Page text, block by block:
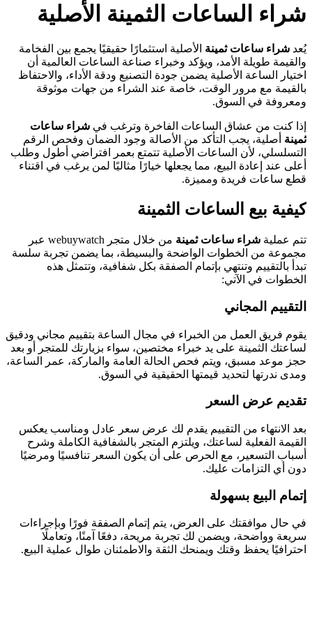
شراء الساعات الثمينة الأصلية
يُعد شراء ساعات ثمينة الأصلية استثمارًا حقيقيًا يجمع بين الفخامة
والقيمة طويلة الأمد، ويؤكد وخبراء صناعة الساعات العالمية أن
اختيار الساعة الأصلية يضمن جودة التصنيع ودقة الأداء، والاحتفاظ
بالقيمة مع مرور الوقت، خاصة عند الشراء من جهات موثوقة
ومعروفة في السوق.
إذا كنت من عشاق الساعات الفاخرة وترغب في شراء ساعات
ثمينة أصلية، يجب التأكد من الأصالة وجود الضمان وفحص الرقم
التسلسلي، لأن الساعات الأصلية تتمتع بعمر افتراضي أطول وطلب
أعلى عند إعادة البيع، مما يجعلها خيارًا مثاليًا لمن يرغب في اقتناء
قطع ساعات فريدة ومميزة.
كيفية بيع الساعات الثمينة
تتم عملية شراء ساعات ثمينة
من خلال متجر webuywatch عبر
مجموعة من الخطوات الواضحة والبسيطة، بما يضمن تجربة سلسة
تبدأ بالتقييم وتنتهي بإتمام الصفقة بكل شفافية، وتتمثل هذه
الخطوات في الآتي:
التقييم المجاني
يقوم فريق العمل من الخبراء في مجال الساعة بتقييم مجاني ودقيق
لساعتك الثمينة على يد خبراء مختصين، سواء بزيارتك للمتجر أو بعد
حجز موعد مسبق، ويتم فحص الحالة العامة والماركة، عمر الساعة،
ومدى ندرتها لتحديد قيمتها الحقيقية في السوق.
تقديم عرض السعر
بعد الانتهاء من التقييم يقدم لك عرض سعر عادل ومناسب يعكس
القيمة الفعلية لساعتك، ويلتزم المتجر بالشفافية الكاملة وشرح
أسباب التسعير، مع الحرص على أن يكون السعر تنافسيًا ومرضيًا
دون أي التزامات عليك.
إتمام البيع بسهولة
في حال موافقتك على العرض، يتم إتمام الصفقة فورًا وبإجراءات
سريعة وواضحة، ويضمن لك تجربة مريحة، دفعًا آمنًا، وتعاملًا
احترافيًا يحفظ وقتك ويمنحك الثقة والاطمئنان طوال عملية البيع.